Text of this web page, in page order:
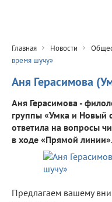
Главная Новости
время шучу»
Аня Герасимова
Аня Герасимова -
группы «Умка и Новый
ответила на вопросы
в ходе «Прямой линии».
Предлагаем вашему